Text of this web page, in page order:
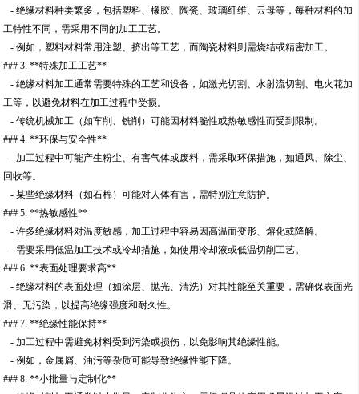
- 绝缘材料种类繁多，包括塑料、橡胶、陶瓷、玻璃纤维、云母等，每种材料的加
工特性不同，需采用不同的加工工艺。
- 例如，塑料材料常用注塑、挤出等工艺，而陶瓷材料则需烧结或精密加工。
### 3. **特殊加工工艺**
- 绝缘材料加工通常需要特殊的工艺和设备，如激光切割、水射流切割、电火花加
工等，以避免材料在加工过程中受损。
- 传统机械加工（如车削、铣削）可能因材料脆性或热敏感性而受到限制。
### 4. **环保与安全性**
- 加工过程中可能产生粉尘、有害气体或废料，需采取环保措施，如通风、除尘、
回收等。
- 某些绝缘材料（如石棉）可能对人体有害，需特别注意防护。
### 5. **热敏感性**
- 许多绝缘材料对温度敏感，加工过程中容易因高温而变形、熔化或降解。
- 需要采用低温加工技术或冷却措施，如使用冷却液或低温切削工艺。
### 6. **表面处理要求高**
- 绝缘材料的表面处理（如涂层、抛光、清洗）对其性能至关重要，需确保表面光
滑、无污染，以提高绝缘强度和耐久性。
### 7. **绝缘性能保持**
- 加工过程中需避免材料受到污染或损伤，以免影响其绝缘性能。
- 例如，金属屑、油污等杂质可能导致绝缘性能下降。
### 8. **小批量与定制化**